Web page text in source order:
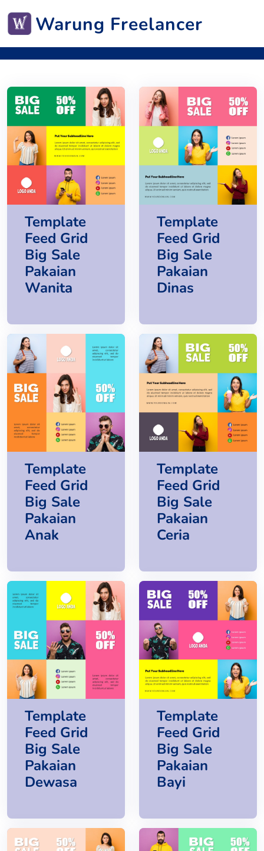
Warung Freelancer
Home Template Grid Instagram
Template Grid Instagram Gratis
Template
Feed Grid
Big Sale
Pakaian
Wanita
Template
Feed Grid
Big Sale
Pakaian
Dinas
Template
Feed Grid
Big Sale
Pakaian
Anak
Template
Feed Grid
Big Sale
Pakaian
Ceria
Template
Feed Grid
Big Sale
Pakaian
Dewasa
Template
Feed Grid
Big Sale
Pakaian
Bayi